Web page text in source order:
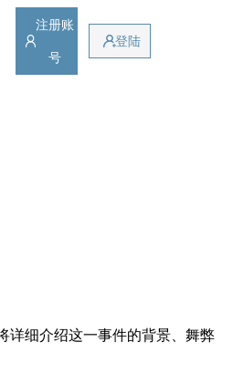
注册账
号
登陆
详细介绍这一事件的背景、舞弊